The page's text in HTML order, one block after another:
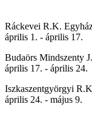
Ráckevei R.K.
április 1. - április 17.
Budaörs Mindszenty
április 17. - április 24.
Iszkaszentgyörgyi
április 24. - május 9.